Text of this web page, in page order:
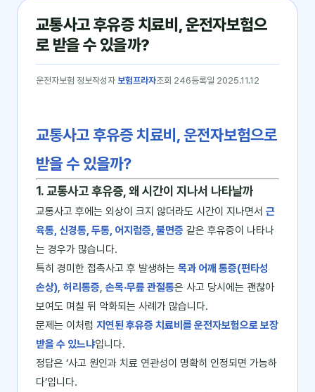
교통사고 후유증 치료비, 운전자보험으
로 받을 수 있을까?
운전자보험 정보작성자 보험프라자조회 246등록일 2025.11.12
교통사고 후유증 치료비, 운전자보험으로
받을 수 있을까?
1. 교통사고 후유증, 왜 시간이 지나서 나타날까
교통사고 후에는 외상이 크지 않더라도 시간이 지나면서 근
육통, 신경통, 두통, 어지럼증, 불면증 같은 후유증이 나타나
는 경우가 많습니다.
특히 경미한 접촉사고 후 발생하는 목과 어깨 통증(편타성
손상), 허리통증, 손목·무릎 관절통은 사고 당시에는 괜찮아
보여도 며칠 뒤 악화되는 사례가 많습니다.
문제는 이처럼 지연된 후유증 치료비를 운전자보험으로 보장
받을 수 있느냐입니다.
정답은 ‘사고 원인과 치료 연관성이 명확히 인정되면 가능하
다’입니다.